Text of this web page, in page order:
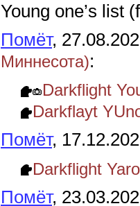
Young one’s list
Помёт,
Миннесота):
Darkflight
Darkflayt
Помёт,
Darkflight
Помёт,